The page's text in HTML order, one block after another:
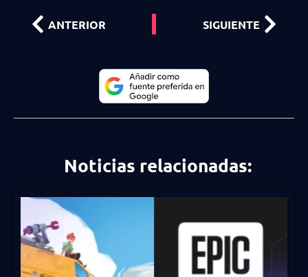
ANTERIOR SIGUIENTE
Noticias relacionadas: